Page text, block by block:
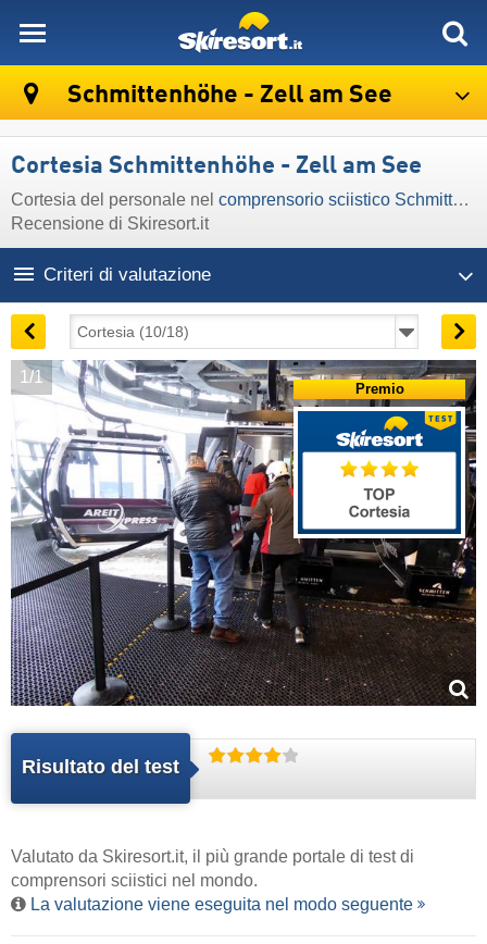
Schmittenhöhe - Zell am See
Cortesia Schmittenhöhe - Zell am See
Cortesia del personale nel comprensorio sciistico Schmittenhöhe - Zell am See
Recensione di Skiresort.it
Criteri di valutazione
1/1
Risultato del test
Premio
Valutato da Skiresort.it, il più grande portale di test di
comprensori sciistici nel mondo.
La valutazione viene eseguita nel modo seguente